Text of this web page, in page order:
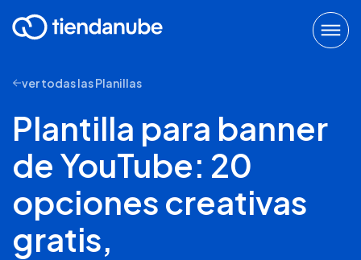
ver todas las Planillas
Plantilla para banner
de YouTube: 20
opciones creativas
gratis,